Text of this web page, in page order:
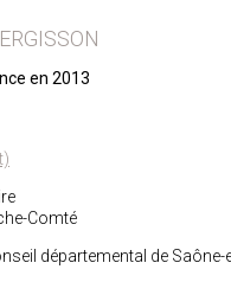
en 2013
Comté
départemental de